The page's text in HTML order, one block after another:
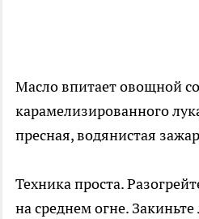
Масло впитает овощной
карамелизированного
пресная, водянистая
Техника проста.
на среднем огне. Закиньте